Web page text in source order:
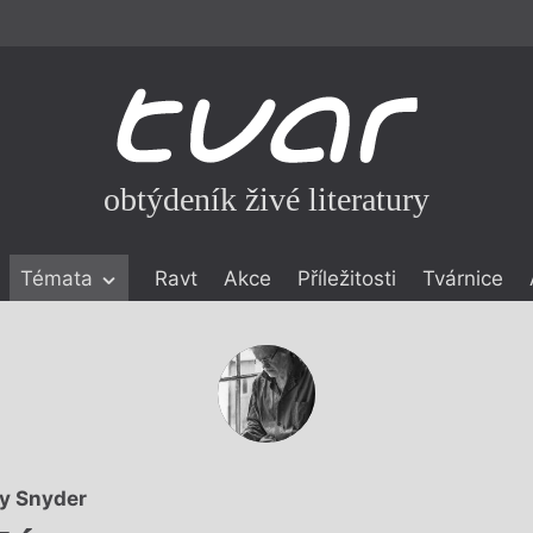
obtýdeník živé literatury
Témata Ravt Akce Příležitosti Tvárnice
Snyder